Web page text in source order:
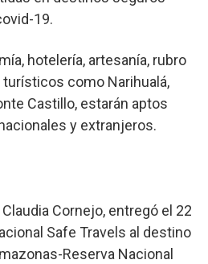
19.
hotelería, artesanía, rubro
como Narihualá,
Castillo, estarán aptos
y extranjeros.
Cornejo, entregó el 22
Safe Travels al destino
Reserva Nacional